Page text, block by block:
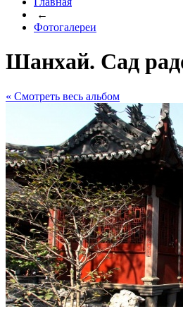
←
Фотогалереи
Шанхай. Сад
« Cмотреть весь альбом